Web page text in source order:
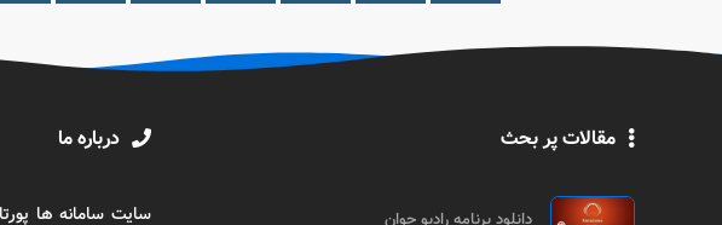
مقالات پر بحث
دانلود برنامه رادیو جوان
درباره ما
سایت سامانه ها